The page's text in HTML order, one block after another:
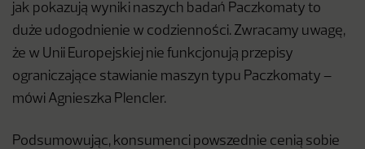
jak pokazują wyniki naszych badań Paczkomaty to
duże udogodnienie w codzienności. Zwracamy uwagę,
że w Unii Europejskiej nie funkcjonują przepisy
ograniczające stawianie maszyn typu Paczkomaty –
mówi Agnieszka Plencler.
Podsumowując, konsumenci powszednie cenią sobie